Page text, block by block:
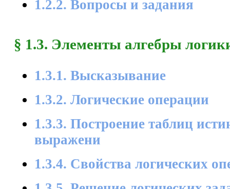
1.2.2. Вопросы и задания
§ 1.3. Элементы алгебры
1.3.1. Высказывание
1.3.2. Логические операции
1.3.3. Построение таблиц
выражени
1.3.4. Свойства логических